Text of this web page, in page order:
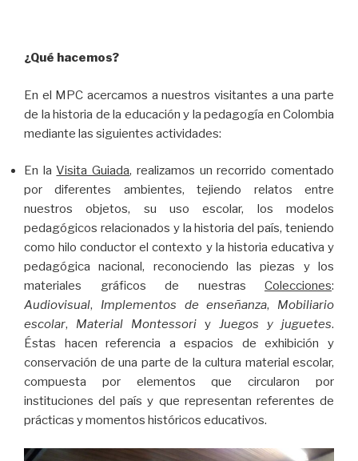
¿Qué hacemos?
En el MPC acercamos a nuestros visitantes a una parte
de la historia de la educación y la pedagogía en Colombia
mediante las siguientes actividades:
En laVisita Guiada, realizamos un recorrido comentado
por diferentes ambientes, tejiendo relatos entre
nuestros objetos, su uso escolar, los modelos
pedagógicos relacionados y la historia del país, teniendo
como hilo conductor el contexto y la historia educativa y
pedagógica nacional, reconociendo las piezas y los
materiales gráficos de nuestras Colecciones:
Audiovisual, Implementos de enseñanza, Mobiliario
escolar, Material Montessori y Juegos y juguetes.
Éstas hacen referencia a espacios de exhibición y
conservación de una parte de la cultura material escolar,
compuesta por elementos que circularon por
instituciones del país y que representan referentes de
prácticas y momentos históricos educativos.